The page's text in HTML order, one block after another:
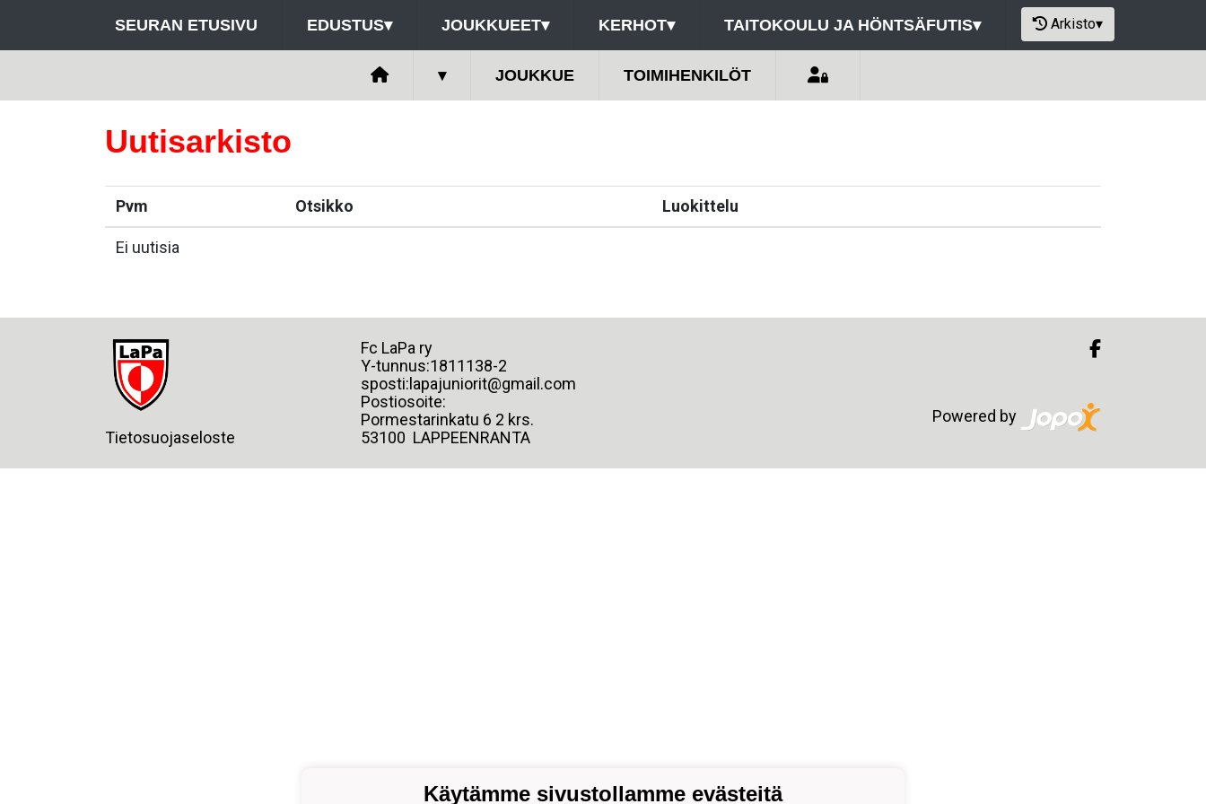
SEURAN ETUSIVU EDUSTUS▾ JOUKKUEET▾ KERHOT▾ TAITOKOULU JA HÖNTSÄFUTIS▾ Arkisto▾
▾ JOUKKUE TOIMIHENKILÖT
Uutisarkisto
Pvm Otsikko Luokittelu
Ei uutisia
Tietosuojaseloste
Fc LaPa ry
Y-tunnus:1811138-2
sposti:lapajuniorit@gmail.com
Postiosoite:
Pormestarinkatu 6 2 krs.
53100 LAPPEENRANTA
Powered by
Käytämme sivustollamme evästeitä